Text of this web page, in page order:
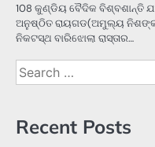
108 କୁଣ୍ଡିୟ ବୈଦିକ ବିଶ୍ବଶାନ୍ତି
ଅନୁଷ୍ଠିତ ରାୟଗଡ(ଅମୁଲ୍ୟ
ନିକଟସ୍ଥ ବାରିଝୋଲା ରାସ୍ତାର…
Search
for:
Recent Posts